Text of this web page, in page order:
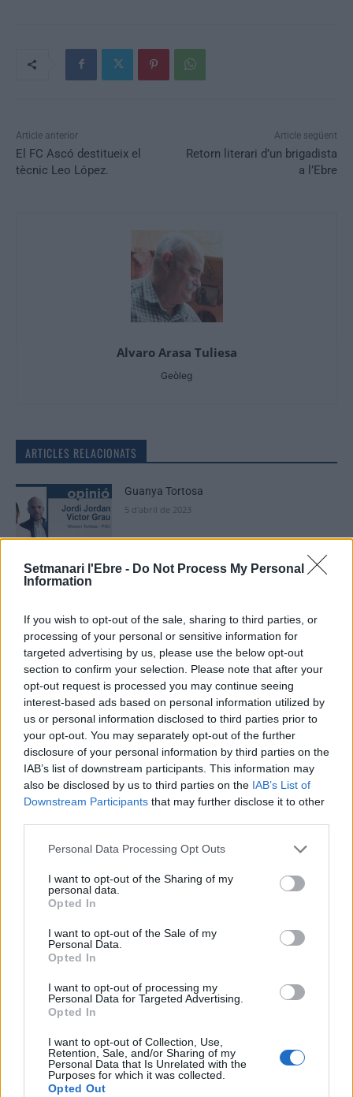
Setmanari l'Ebre - Do Not Process My Personal
Information
If you wish to opt-out of the sale, sharing to third parties, or
processing of your personal or sensitive information for
targeted advertising by us, please use the below opt-out
section to confirm your selection. Please note that after your
opt-out request is processed you may continue seeing
interest-based ads based on personal information utilized by
us or personal information disclosed to third parties prior to
your opt-out. You may separately opt-out of the further
disclosure of your personal information by third parties on the
IAB’s list of downstream participants. This information may
also be disclosed by us to third parties on the IAB’s List of
Downstream Participants that may further disclose it to other
Personal Data Processing Opt Outs
I want to opt-out of the Sharing of my
personal data.
Opted In
I want to opt-out of the Sale of my
Personal Data.
Opted In
I want to opt-out of processing my
Personal Data for Targeted Advertising.
Opted In
I want to opt-out of Collection, Use,
Retention, Sale, and/or Sharing of my
Personal Data that Is Unrelated with the
Purposes for which it was collected.
Opted Out
Article anterior
El FC Ascó destitueix el
tècnic Leo López.
Article següent
Retorn literari d’un brigadista
a l’Ebre
Alvaro Arasa Tuliesa
Geòleg
ARTICLES RELACIONATS
Guanya Tortosa
5 d'abril de 2023
Opinió
Grandesa i runa: Agafa la piqueta, Meritxell!
setmanarilebre.cat
Sant Carles de la Ràpita
24 d'agost de 2021
DEIXA UNA RESPOSTA
Comentari: